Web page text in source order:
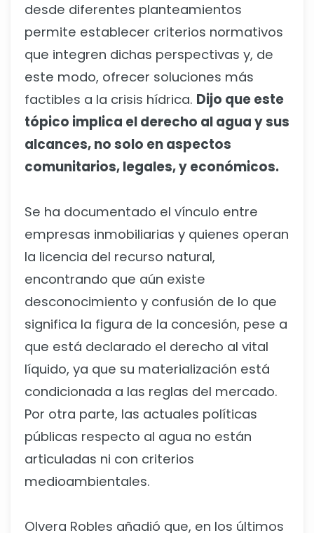
desde diferentes planteamientos
permite establecer criterios normativos
que integren dichas perspectivas y, de
este modo, ofrecer soluciones más
factibles a la crisis hídrica. Dijo que este
tópico implica el derecho al agua y sus
alcances, no solo en aspectos
comunitarios, legales, y económicos.
Se ha documentado el vínculo entre
empresas inmobiliarias y quienes operan
la licencia del recurso natural,
encontrando que aún existe
desconocimiento y confusión de lo que
significa la figura de la concesión, pese a
que está declarado el derecho al vital
líquido, ya que su materialización está
condicionada a las reglas del mercado.
Por otra parte, las actuales políticas
públicas respecto al agua no están
articuladas ni con criterios
medioambientales.
Olvera Robles añadió que, en los últimos